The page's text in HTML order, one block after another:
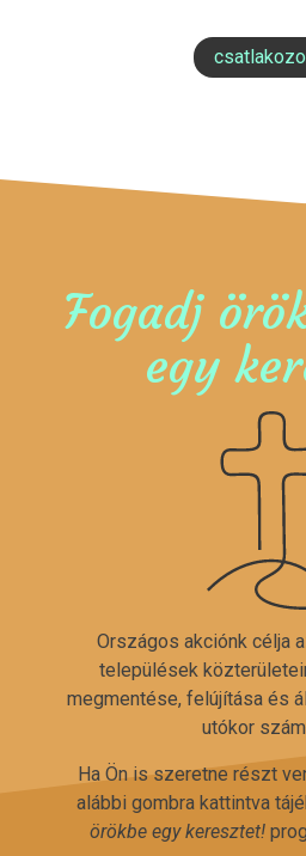
Fogadj
egy
Országos akciónk célja
települések
megmentése, felújítása és
utókor
Ha Ön is szeretne részt
alábbi gombra kattintva
örökbe egy keresztet!